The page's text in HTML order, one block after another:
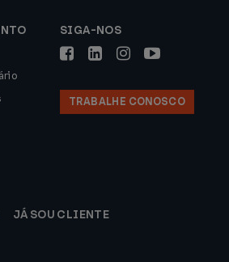
SIGA-NOS
TRABALHE CONOSCO
JÁ SOU CLIENTE